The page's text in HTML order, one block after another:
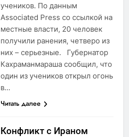
учеников. По данным
Associated Press со ссылкой на
местные власти, 20 человек
получили ранения, четверо из
них – серьезные. Губернатор
Кахраманмараша сообщил, что
один из учеников открыл огонь
в…
Читать далее
Конфликт с Ираном